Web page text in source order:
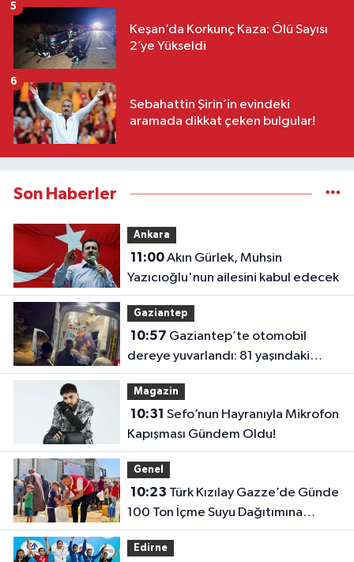
Keşan’da Korkunç Kaza: Ölü Sayısı
2’ye Yükseldi
5
Sebahattin Şirin’in evindeki
aramada dikkat çeken bulgular!
6
Son Haberler
Ankara
11:00Akın Gürlek, Muhsin
Yazıcıoğlu'nun ailesini kabul edecek
Gaziantep
10:57
dereye yuvarlandı: 81 yaşındaki
sürücü yaralandı
Magazin
10:31
Kapışması Gündem Oldu!
Genel
10:23
100 Ton İçme Suyu Dağıtımına
Başladı
Edirne